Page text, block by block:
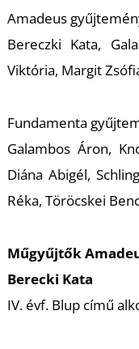
Amadeus
Bereczki Kata,
Viktória, Margit
Fundamenta
Galambos Áron,
Diána Abigél,
Réka, Töröcskei
Műgyűjtők
Berecki Kata
IV. évf. Blup című